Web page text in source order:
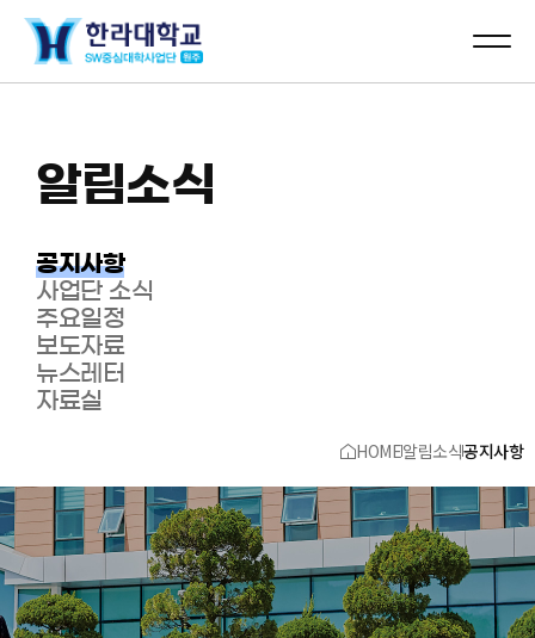
알림소식
공지사항
사업단 소식
주요일정
보도자료
뉴스레터
자료실
HOME알림소식공지사항